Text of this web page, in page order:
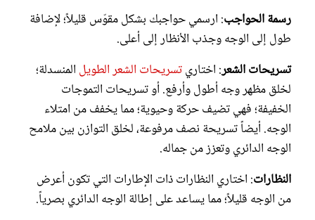
رسمة الحواجب: ارسمي حواجبك بشكل مقوّس قليلاً؛ لإضافة
طول إلى الوجه وجذب الأنظار إلى أعلى.
تسريحات الشعر: اختاريتسريحات الشعر الطويل المنسدلة؛
لخلق مظهر وجه أطول وأرفع. أو تسريحات التموجات
الخفيفة؛ فهي تضيف حركة وحيوية؛ مما يخفف من امتلاء
الوجه. أيضاً تسريحة نصف مرفوعة، لخلق التوازن بين ملامح
الوجه الدائري وتعزز من جماله.
النظارات: اختاري النظارات ذات الإطارات التي تكون أعرض
من الوجه قليلاً؛ مما يساعد على إطالة الوجه الدائري بصرياً.